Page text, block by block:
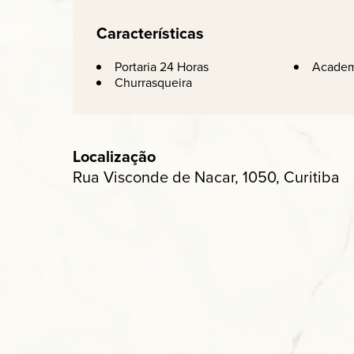
Características
Portaria 24 Horas
Churrasqueira
Localização
Rua Visconde de Nacar, 1050, Curitiba